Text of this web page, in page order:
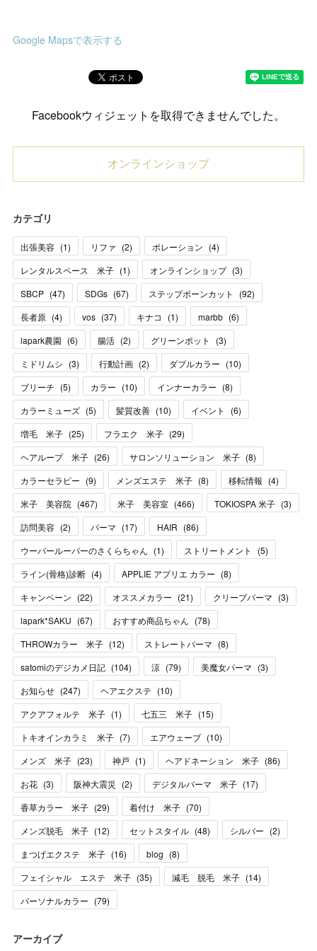
Google Mapsで表示する
Facebookウィジェットを取得できませんでした。
オンラインショップ
カテゴリ
出張美容 (1) リファ (2) ポレーション (4)
レンタルスペース 米子 (1) オンラインショップ (3)
SBCP (47) SDGs (67) ステップボーンカット (92)
長者原 (4) vos (37) キナコ (1) marbb (6)
lapark農園 (6) 腸活 (2) グリーンポット (3)
ミドリムシ (3) 行動計画 (2) ダブルカラー (10)
ブリーチ (5) カラー (10) インナーカラー (8)
カラーミューズ (5) 髪質改善 (10) イベント (6)
増毛 米子 (25) フラエク 米子 (29)
ヘアループ 米子 (26) サロンソリューション 米子 (8)
カラーセラピー (9) メンズエステ 米子 (8) 移転情報 (4)
米子 美容院 (467) 米子 美容室 (466) TOKIOSPA 米子 (3)
訪問美容 (2) パーマ (17) HAIR (86)
ウーパールーパーのさくらちゃん (1) ストリートメント (5)
ライン(骨格)診断 (4) APPLIE アプリエ カラー (8)
キャンペーン (22) オススメカラー (21) クリープパーマ (3)
lapark*SAKU (67) おすすめ商品ちゃん (78)
THROWカラー 米子 (12) ストレートパーマ (8)
satomiのデジカメ日記 (104) 涼 (79) 美魔女パーマ (3)
お知らせ (247) ヘアエクステ (10)
アクアフォルテ 米子 (1) 七五三 米子 (15)
トキオインカラミ 米子 (7) エアウェーブ (10)
メンズ 米子 (23) 神戸 (1) ヘアドネーション 米子 (86)
お花 (3) 阪神大震災 (2) デジタルパーマ 米子 (17)
香草カラー 米子 (29) 着付け 米子 (70)
メンズ脱毛 米子 (12) セットスタイル (48) シルバー (2)
まつげエクステ 米子 (16) blog (8)
フェイシャル エステ 米子 (35) 減毛 脱毛 米子 (14)
パーソナルカラー (79)
アーカイブ